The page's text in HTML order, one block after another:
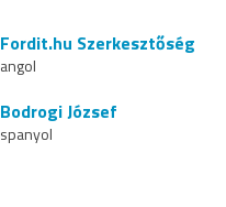
Fordit.hu Szerkesztőség
angol
Bodrogi József
spanyol